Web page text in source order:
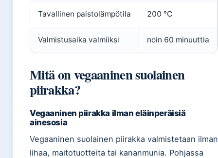
Tavallinen paistolämpötila 200 °C
Valmistusaika valmiiksi noin 60 minuuttia
Mitä on vegaaninen suolainen
piirakka?
Vegaaninen piirakka ilman eläinperäisiä
ainesosia
Vegaaninen suolainen piirakka valmistetaan ilman
lihaa, maitotuotteita tai kananmunia. Pohjassa